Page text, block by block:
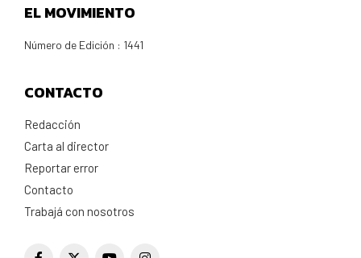
EL MOVIMIENTO
Número de Edición : 1441
CONTACTO
Redacción
Carta al director
Reportar error
Contacto
Trabajá con nosotros